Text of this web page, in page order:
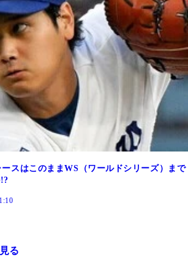
スはこのままWS（ワールドシリーズ）まで
る